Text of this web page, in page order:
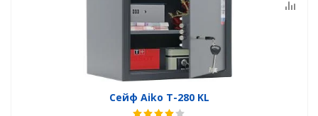
Сейф Aiko T-280 KL